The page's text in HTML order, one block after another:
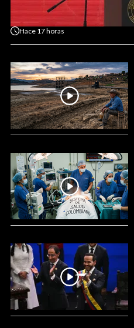
Hace 17 horas